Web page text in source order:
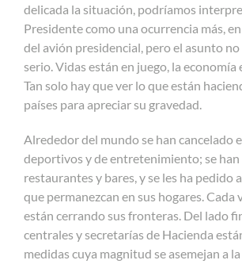
delicada la situación, podríamos
Presidente como una ocurrencia más,
del avión presidencial, pero el asunto no
serio. Vidas están en juego, la economía
Tan solo hay que ver lo que están
países para apreciar su gravedad.
Alrededor del mundo se han cancelado
deportivos y de entretenimiento; se
restaurantes y bares, y se les ha pedido
que permanezcan en sus hogares. Cada
están cerrando sus fronteras. Del lado
centrales y secretarías de Hacienda
medidas cuya magnitud se asemejan a la